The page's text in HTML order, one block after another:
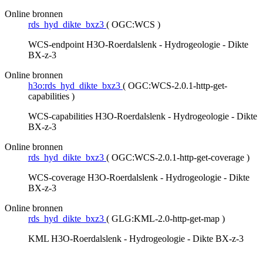
Online bronnen
rds_hyd_dikte_bxz3 ( OGC:WCS )
WCS-endpoint H3O-Roerdalslenk - Hydrogeologie - Dikte
BX-z-3
Online bronnen
h3o:rds_hyd_dikte_bxz3 ( OGC:WCS-2.0.1-http-get-
capabilities )
WCS-capabilities H3O-Roerdalslenk - Hydrogeologie - Dikte
BX-z-3
Online bronnen
rds_hyd_dikte_bxz3 ( OGC:WCS-2.0.1-http-get-coverage )
WCS-coverage H3O-Roerdalslenk - Hydrogeologie - Dikte
BX-z-3
Online bronnen
rds_hyd_dikte_bxz3 ( GLG:KML-2.0-http-get-map )
KML H3O-Roerdalslenk - Hydrogeologie - Dikte BX-z-3